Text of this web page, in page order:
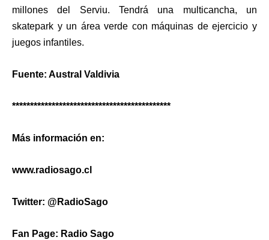
millones del Serviu. Tendrá una multicancha, un
skatepark y un área verde con máquinas de ejercicio y
juegos infantiles.
Fuente: Austral Valdivia
********************************************
Más información en:
www.radiosago.cl
Twitter: @RadioSago
Fan Page: Radio Sago